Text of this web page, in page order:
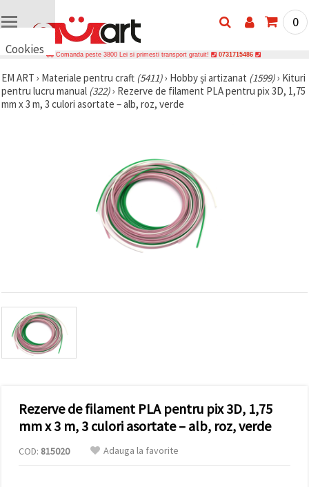
Cookies
vrem să vă
oferim
câteva
cookie -uri.
vizitele.
Puteți fi de
acord să
utilizați
toate
site!" Sau să
vă indicați
preferințele
selectând
0
Comanda peste 3800 Lei si primesti transport gratuit! 0731715486
EM ART › Materiale pentru craft (5411)› Hobby și artizanat (1599)› Kituri
pentru lucru manual (322)› Rezerve de filament PLA pentru pix 3D, 1,75
mm x 3 m, 3 culori asortate – alb, roz, verde
Rezerve de filament PLA pentru pix 3D, 1,75
mm x 3 m, 3 culori asortate – alb, roz, verde
COD: 815020 Adauga la favorite